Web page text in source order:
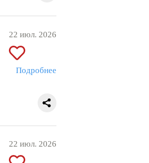
22 июл. 2026
Подробнее
22 июл. 2026